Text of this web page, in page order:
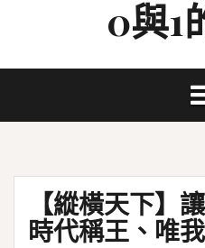
0與1
【縱橫天下】
時代稱王、唯